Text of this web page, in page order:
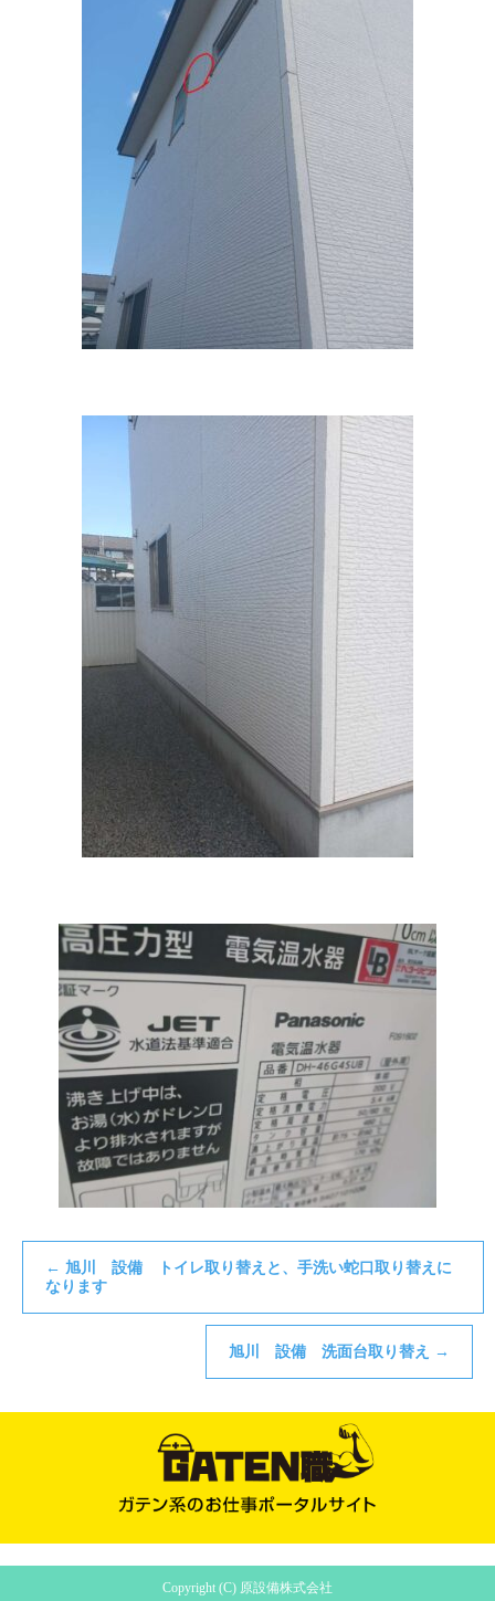
← 旭川 設備 トイレ取り替えと、手洗い蛇口取り替えに
なります
旭川 設備 洗面台取り替え →
Copyright (C) 原設備株式会社